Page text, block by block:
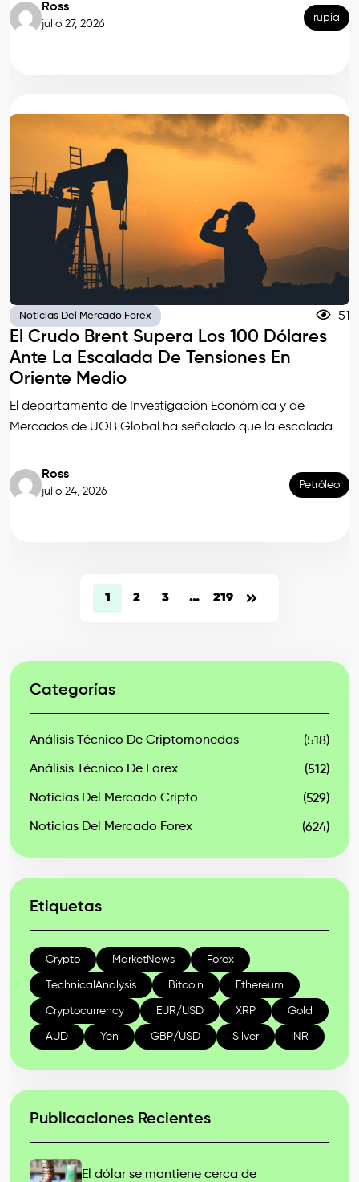
Ross
julio 27, 2026
rupia
Noticias Del Mercado Forex 51
El Crudo Brent Supera Los 100 Dólares
Ante La Escalada De Tensiones En
Oriente Medio
El departamento de Investigación Económica y de
Mercados de UOB Global ha señalado que la escalada
Ross
julio 24, 2026
Petróleo
1 2 3 … 219
Categorías
Análisis Técnico De Criptomonedas (518)
Análisis Técnico De Forex (512)
Noticias Del Mercado Cripto (529)
Noticias Del Mercado Forex (624)
Etiquetas
Crypto MarketNews Forex
TechnicalAnalysis Bitcoin Ethereum
Cryptocurrency EUR/USD XRP Gold
AUD Yen GBP/USD Silver INR
Publicaciones Recientes
El dólar se mantiene cerca de